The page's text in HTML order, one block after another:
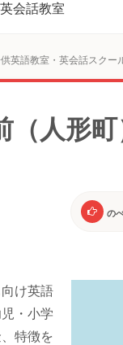
英会話教室
英語教室・英会話スクー
（人形
の
け英語
・小学
特徴を